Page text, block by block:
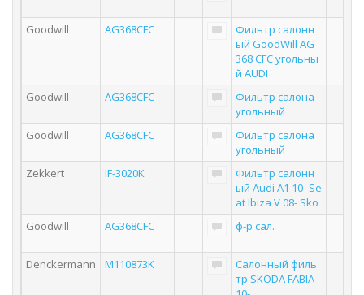
Goodwill AG368CFC
Фильтр салонн
ый GoodWill AG
368 CFC угольны
й AUDI
Goodwill
AG368CFC
Фильтр салона
угольный
Goodwill
AG368CFC
Фильтр салона
угольный
Zekkert
IF-3020K
Фильтр салонн
ый Audi A1 10- Se
at Ibiza V 08- Sko
Goodwill
AG368CFC ф-р сал.
Denckermann M110873K
Салонный филь
тр SKODA FABIA